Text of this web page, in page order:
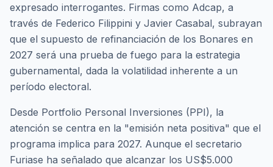
expresado interrogantes. Firmas como Adcap, a
través de Federico Filippini y Javier Casabal, subrayan
que el supuesto de refinanciación de los Bonares en
2027 será una prueba de fuego para la estrategia
gubernamental, dada la volatilidad inherente a un
período electoral.
Desde Portfolio Personal Inversiones (PPI), la
atención se centra en la "emisión neta positiva" que el
programa implica para 2027. Aunque el secretario
Furiase ha señalado que alcanzar los US$5.000